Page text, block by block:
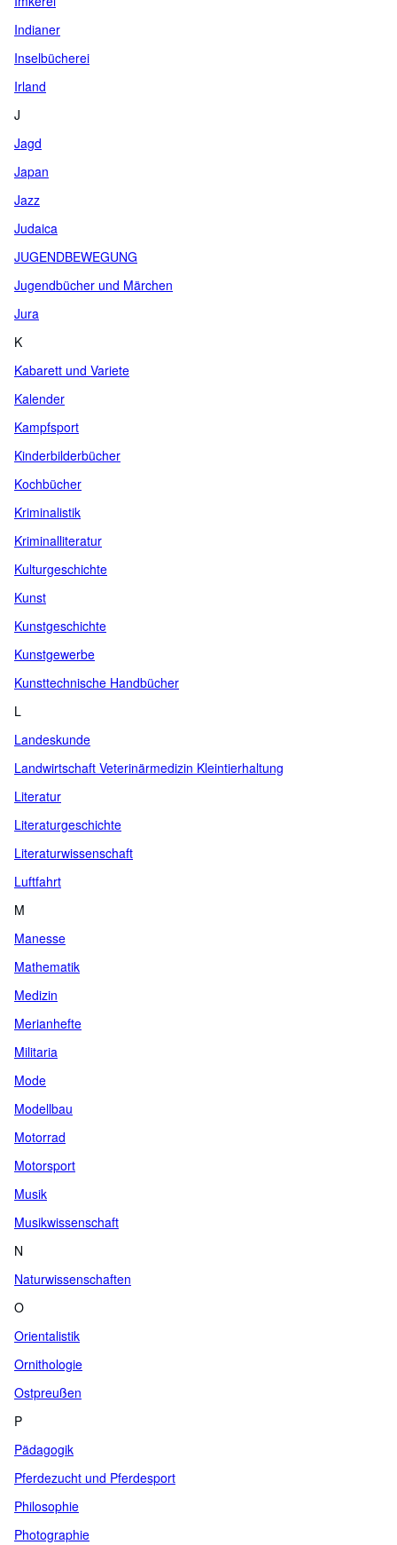
Indianer
Inselbücherei
Irland
J
Jagd
Japan
Jazz
Judaica
JUGENDBEWEGUNG
Jugendbücher und Märchen
Jura
K
Kabarett und Variete
Kalender
Kampfsport
Kinderbilderbücher
Kochbücher
Kriminalistik
Kriminalliteratur
Kulturgeschichte
Kunst
Kunstgeschichte
Kunstgewerbe
Kunsttechnische Handbücher
L
Landeskunde
Landwirtschaft Veterinärmedizin Kleintierhaltung
Literatur
Literaturgeschichte
Literaturwissenschaft
Luftfahrt
M
Manesse
Mathematik
Medizin
Merianhefte
Militaria
Mode
Modellbau
Motorrad
Motorsport
Musik
Musikwissenschaft
N
Naturwissenschaften
O
Orientalistik
Ornithologie
Ostpreußen
P
Pädagogik
Pferdezucht und Pferdesport
Philosophie
Photographie